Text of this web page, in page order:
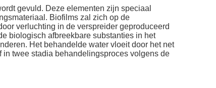
gevuld. Deze elementen zijn speciaal
Biofilms zal zich op de
verluchting in de verspreider geproduceerd
biologisch afbreekbare substanties in het
Het behandelde water vloeit door het net
in twee stadia behandelingsproces volgens de